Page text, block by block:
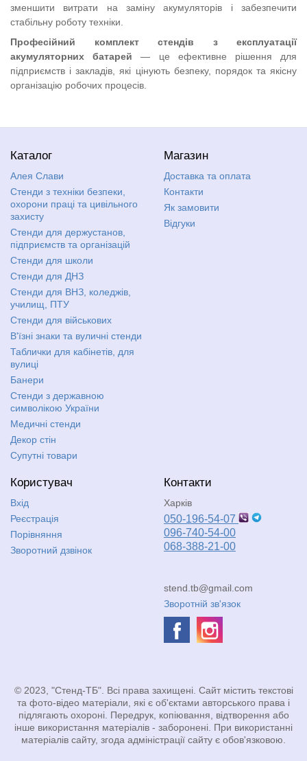
зменшити витрати на заміну акумуляторів і забезпечити
стабільну роботу техніки.
Професійний комплект стендів з експлуатації
акумуляторних батарей — це ефективне рішення для
підприємств і закладів, які цінують безпеку, порядок та якісну
організацію робочих процесів.
Каталог
Алея Слави
Стенди з техніки безпеки,
охорони праці та цивільного
захисту
Стенди для держустанов,
підприємств та організацій
Стенди для школи
Стенди для ДНЗ
Стенди для ВНЗ, коледжів,
училищ, ПТУ
Стенди для військових
В'їзні знаки та вуличні стенди
Таблички для кабінетів, для
вулиці
Банери
Стенди з державною
символікою України
Медичні стенди
Декор стін
Супутні товари
Магазин
Доставка та оплата
Контакти
Як замовити
Відгуки
Користувач
Вхід
Реєстрація
Порівняння
Зворотний дзвінок
Контакти
Харків
050-196-54-07
096-740-54-00
068-388-21-00
stend.tb@gmail.com
Зворотній зв'язок
© 2023, "Стенд-ТБ". Всі права захищені. Сайт містить текстові
та фото-відео матеріали, які є об'єктами авторського права і
підлягають охороні. Передрук, копіювання, відтворення або
інше використання матеріалів - заборонені. При використанні
матеріалів сайту, згода адміністрації сайту є обов'язковою.